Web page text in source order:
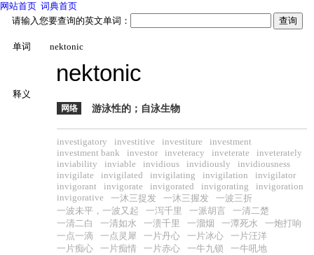
网站首页 词典首页
请输入您要查询的英文单词：
单词 nektonic
释义
nektonic
网络 游泳性的；自泳生物
investigatory investitive investiture
investment
investment bank
investor inveteracy inveterate
inveterately
inviability
inviable invidious invidiously
invidiousness
invigilate
invigilated invigilating invigilation
invigilator
invigorant
invigorate invigorated invigorating
invigoration
invigorative
一沐三捉发 一沐三握发
一波三折
一波未平，一波又起
一泻千里 一派胡言
一清二楚
一清二白
一清如水 一溃千里 一溜烟 一潭死水
一炮打响
一点一滴
一点灵犀 一片丹心 一片冰心
一片汪洋
一片痴心
一片痴情 一片赤心 一牛九锁
一牛吼地